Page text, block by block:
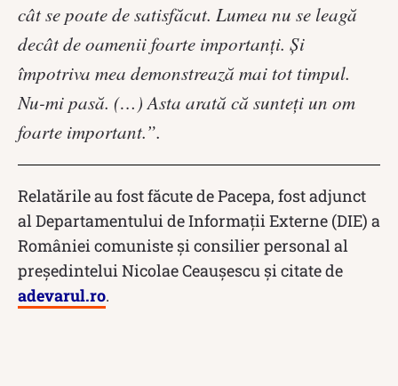
cât se poate de satisfăcut. Lumea nu se leagă
decât de oamenii foarte importanți. Şi
împotriva mea demonstrează mai tot timpul.
Nu-mi pasă. (…) Asta arată că sunteți un om
foarte important.”.
Relatările au fost făcute de Pacepa, fost adjunct
al Departamentului de Informaţii Externe (DIE) a
României comuniste şi consilier personal al
preşedintelui Nicolae Ceauşescu și citate de
adevarul.ro.